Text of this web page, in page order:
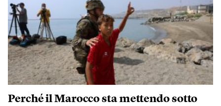
Perché il Marocco sta mettendo sotto